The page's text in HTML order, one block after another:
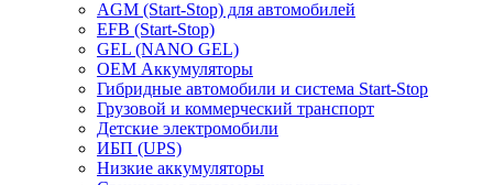
AGM (Start-Stop) для автомобилей
EFB (Start-Stop)
GEL (NANO GEL)
OEM Аккумуляторы
Гибридные автомобили и система Start-Stop
Грузовой и коммерческий транспорт
Детские электромобили
ИБП (UPS)
Низкие аккумуляторы